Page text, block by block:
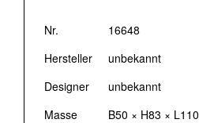
Nr.
16648
Hersteller
unbekannt
Designer
unbekannt
Masse
B50 × H83 × L110